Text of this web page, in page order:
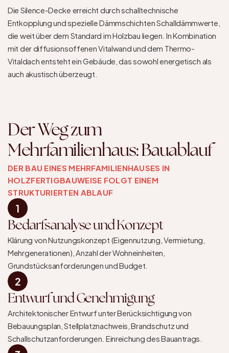
Die Silence-Decke erreicht durch schalltechnische
Entkopplung und spezielle Dämmschichten Schalldämmwerte,
die weit über dem Standard im Holzbau liegen. In Kombination
mit der diffusionsoffenen Vitalwand und dem Thermo-
Vitaldach entsteht ein Gebäude, das sowohl energetisch als
auch akustisch überzeugt.
Der Weg zum
Mehrfamilienhaus: Bauablauf
DER BAU EINES MEHRFAMILIENHAUSES IN
HOLZFERTIGBAUWEISE FOLGT EINEM
STRUKTURIERTEN ABLAUF
1
Bedarfsanalyse und Konzept
Klärung von Nutzungskonzept (Eigennutzung, Vermietung,
Mehrgenerationen), Anzahl der Wohneinheiten,
Grundstücksanforderungen und Budget.
2
Entwurf und Genehmigung
Architektonischer Entwurf unter Berücksichtigung von
Bebauungsplan, Stellplatznachweis, Brandschutz und
Schallschutzanforderungen. Einreichung des Bauantrags.